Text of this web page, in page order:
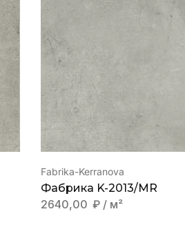
Fabrika-Kerranova
Фабрика K-2013/MR
2640,00 ₽ / м²